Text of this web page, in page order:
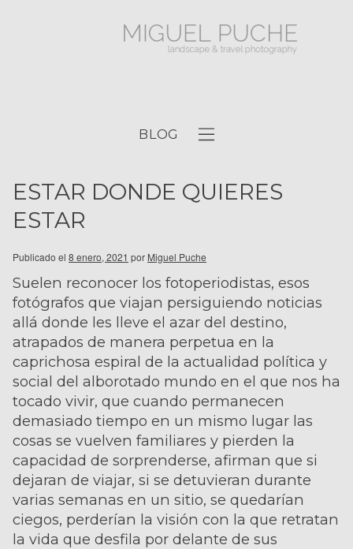
BLOG
ESTAR DONDE QUIERES
ESTAR
Publicado el 8 enero, 2021 por Miguel Puche
Suelen reconocer los fotoperiodistas, esos
fotógrafos que viajan persiguiendo noticias
allá donde les lleve el azar del destino,
atrapados de manera perpetua en la
caprichosa espiral de la actualidad política y
social del alborotado mundo en el que nos ha
tocado vivir, que cuando permanecen
demasiado tiempo en un mismo lugar las
cosas se vuelven familiares y pierden la
capacidad de sorprenderse, afirman que si
dejaran de viajar, si se detuvieran durante
varias semanas en un sitio, se quedarían
ciegos, perderían la visión con la que retratan
la vida que desfila por delante de sus